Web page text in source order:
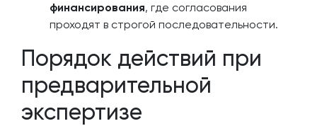
финансирования, где согласования
проходят в строгой последовательности.
Порядок действий при
предварительной
экспертизе